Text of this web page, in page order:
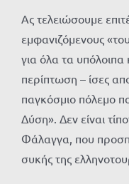
Ας τελειώσουμε
εμφανιζόμενους
για όλα τα
περίπτωση – ίσες
παγκόσμιο πόλεμο
Δύση». Δεν είναι
Φάλαγγα, που
συκής της